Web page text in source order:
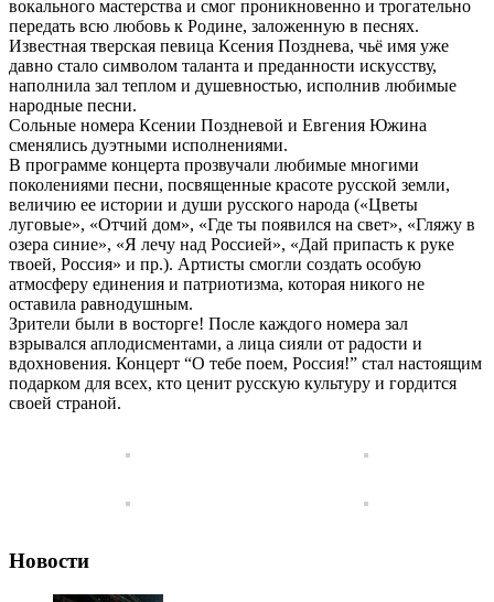
вокального мастерства и смог проникновенно и трогательно
передать всю любовь к Родине, заложенную в песнях.
Известная тверская певица Ксения Позднева, чьё имя уже
давно стало символом таланта и преданности искусству,
наполнила зал теплом и душевностью, исполнив любимые
народные песни.
Сольные номера Ксении Поздневой и Евгения Южина
сменялись дуэтными исполнениями.
В программе концерта прозвучали любимые многими
поколениями песни, посвященные красоте русской земли,
величию ее истории и души русского народа («Цветы
луговые», «Отчий дом», «Где ты появился на свет», «Гляжу в
озера синие», «Я лечу над Россией», «Дай припасть к руке
твоей, Россия» и пр.). Артисты смогли создать особую
атмосферу единения и патриотизма, которая никого не
оставила равнодушным.
Зрители были в восторге! После каждого номера зал
взрывался аплодисментами, а лица сияли от радости и
вдохновения. Концерт “О тебе поем, Россия!” стал настоящим
подарком для всех, кто ценит русскую культуру и гордится
своей страной.
Новости